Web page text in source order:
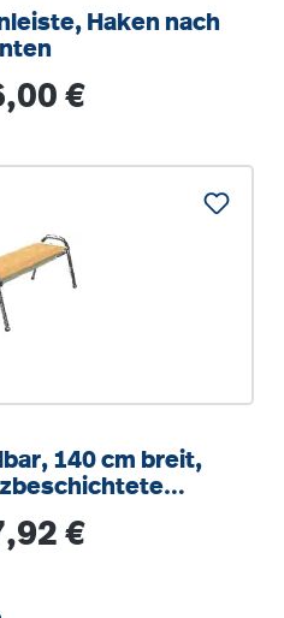
Haken nach
Preis:
€
140 cm breit,
9006
Preis:
€